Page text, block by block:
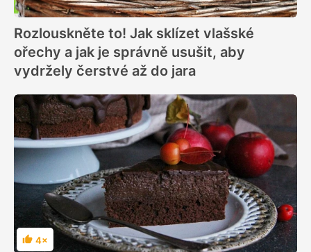
Rozlouskněte to! Jak sklízet vlašské
ořechy a jak je správně usušit, aby
vydržely čerstvé až do jara
Hodnocení
4×